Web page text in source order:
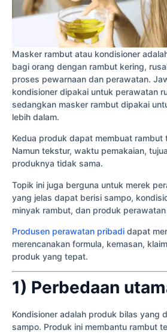
Masker rambut atau kondisioner
bagi orang dengan rambut kering,
proses pewarnaan dan perawatan.
kondisioner dipakai untuk perawatan
sedangkan masker rambut dipakai
lebih dalam.
Kedua produk dapat membuat rambut
Namun tekstur, waktu pemakaian,
produknya tidak sama.
Topik ini juga berguna untuk merek
yang jelas dapat berisi sampo,
minyak rambut, dan produk
Produsen perawatan pribadi dapat
merencanakan formula, kemasan,
produk yang tepat.
1) Perbedaan
Kondisioner adalah produk bilas yang
sampo. Produk ini membantu rambut